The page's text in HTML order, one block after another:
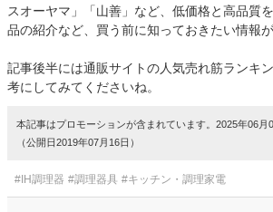
スオーヤマ」「山善」など、低価格と高品質
品の紹介など、買う前に知っておきたい情報が
記事後半には通販サイトの人気売れ筋ランキ
考にしてみてくださいね。
本記事はプロモーションが含まれています。2025年06月
（公開日2019年07月16日）
#IH調理器 #調理器具 #キッチン・調理家電